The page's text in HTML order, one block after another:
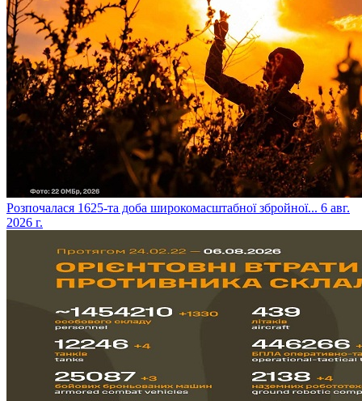
​Розпочалася 1625-та доба широкомасштабної збройної... 6 авг.
2026 г.